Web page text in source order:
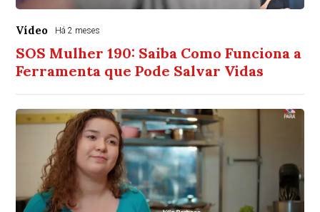
Vídeo Há 2 meses
SOS Mulher 190: Saiba Como Funciona a
Ferramenta que Pode Salvar Vidas